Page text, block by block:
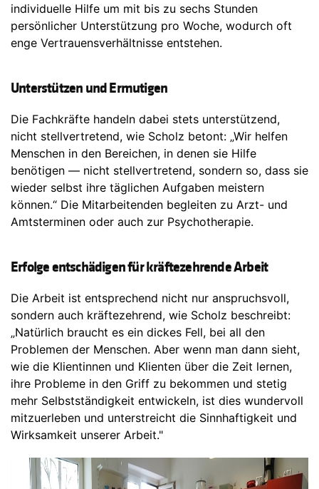
individuelle Hilfe um mit bis zu sechs Stunden
persönlicher Unterstützung pro Woche, wodurch oft
enge Vertrauensverhältnisse entstehen.
Unterstützen und Ermutigen
Die Fachkräfte handeln dabei stets unterstützend,
nicht stellvertretend, wie Scholz betont: „Wir helfen
Menschen in den Bereichen, in denen sie Hilfe
benötigen — nicht stellvertretend, sondern so, dass sie
wieder selbst ihre täglichen Aufgaben meistern
können.“ Die Mitarbeitenden begleiten zu Arzt- und
Amtsterminen oder auch zur Psychotherapie.
Erfolge entschädigen für kräftezehrende Arbeit
Die Arbeit ist entsprechend nicht nur anspruchsvoll,
sondern auch kräftezehrend, wie Scholz beschreibt:
„Natürlich braucht es ein dickes Fell, bei all den
Problemen der Menschen. Aber wenn man dann sieht,
wie die Klientinnen und Klienten über die Zeit lernen,
ihre Probleme in den Griff zu bekommen und stetig
mehr Selbstständigkeit entwickeln, ist dies wundervoll
mitzuerleben und unterstreicht die Sinnhaftigkeit und
Wirksamkeit unserer Arbeit."